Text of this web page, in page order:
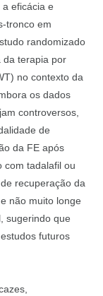
eficácia e
tronco em
randomizado
da terapia por
no contexto da
os dados
controversos,
de
da FE após
com tadalafil ou
recuperação da
não muito longe
sugerindo que
futuros